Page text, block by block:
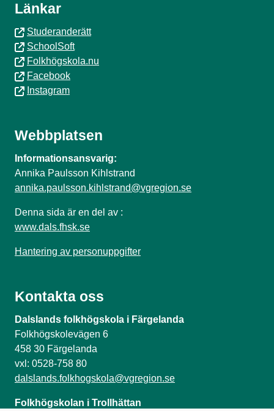
Länkar
Studeranderätt
SchoolSoft
Folkhögskola.nu
Facebook
Instagram
Webbplatsen
Informationsansvarig:
Annika Paulsson Kihlstrand
annika.paulsson.kihlstrand@vgregion.se
Denna sida är en del av :
www.dals.fhsk.se
Hantering av personuppgifter
Kontakta oss
Dalslands folkhögskola i Färgelanda
Folkhögskolevägen 6
458 30 Färgelanda
vxl: 0528-758 80
dalslands.folkhogskola@vgregion.se
Folkhögskolan i Trollhättan